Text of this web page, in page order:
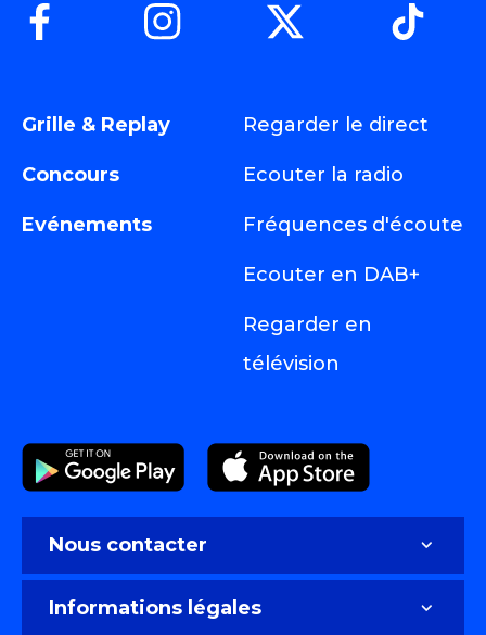
Grille & Replay
Concours
Evénements
Regarder le direct
Ecouter la radio
Fréquences d'écoute
Ecouter en DAB+
Regarder en
télévision
Nous contacter
Informations légales